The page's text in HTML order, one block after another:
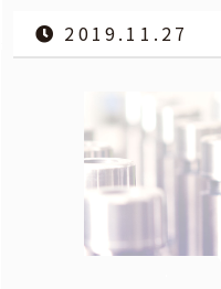
2019.11.27